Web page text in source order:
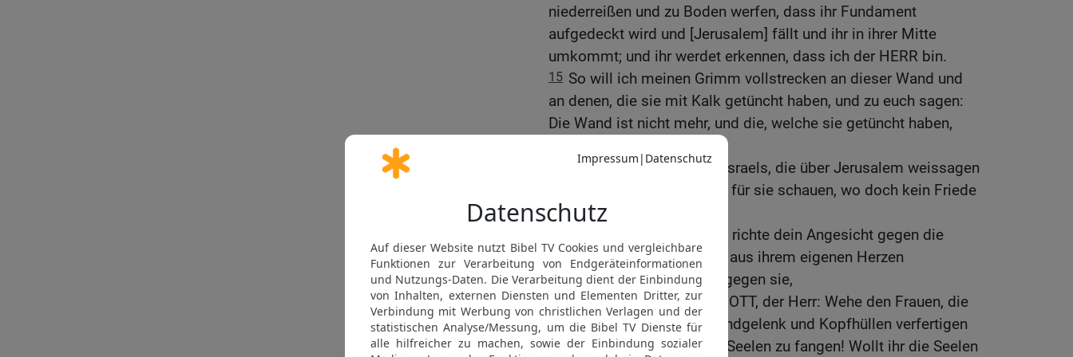
niederreißen und zu Boden werfen, dass ihr Fundament
aufgedeckt wird und [Jerusalem] fällt und ihr in ihrer Mitte
umkommt; und ihr werdet erkennen, dass ich der HERR bin.
15 So will ich meinen Grimm vollstrecken an dieser Wand und
an denen, die sie mit Kalk getüncht haben, und zu euch sagen:
Die Wand ist nicht mehr, und die, welche sie getüncht haben,
nämlich die Propheten Israels, die über Jerusalem weissagen
und Gesichte des Friedens für sie schauen, wo doch kein Friede
ist, spricht GOTT, der Herr.
Und du, Menschensohn, richte dein Angesicht gegen die
Töchter deines Volkes, die aus ihrem eigenen Herzen
weissagen, und weissage gegen sie,
18 und sprich: So spricht GOTT, der Herr: Wehe den Frauen, die
Binden nähen für jedes Handgelenk und Kopfhüllen verfertigen
für Köpfe jeder Größe, um Seelen zu fangen! Wollt ihr die Seelen